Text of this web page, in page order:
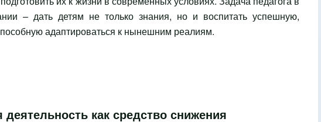
– дать детям не только знания, но и воспитать успешную,
адаптироваться к нынешним реалиям.
деятельность как средство снижения